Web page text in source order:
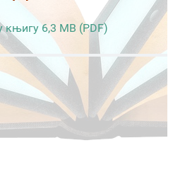
књигу 6,3 MB (PDF)